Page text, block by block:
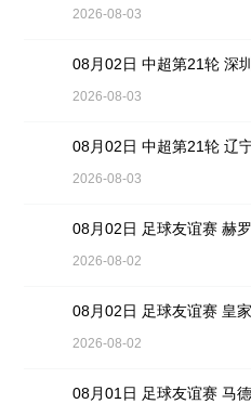
2026-08-03
2026-08-03
08月02日 中超第21轮 辽
2026-08-03
08月02日 足球友谊赛 赫
2026-08-02
2026-08-02
08月01日 足球友谊赛 马